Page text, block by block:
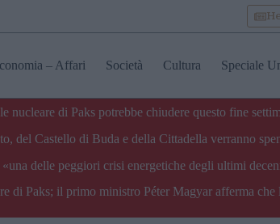
– Affari Società Cultura Speciale
nucleare di Paks potrebbe chiudere questo fine
del Castello di Buda e della Cittadella verranno
delle peggiori crisi energetiche degli ultimi
di Paks; il primo ministro Péter Magyar afferma